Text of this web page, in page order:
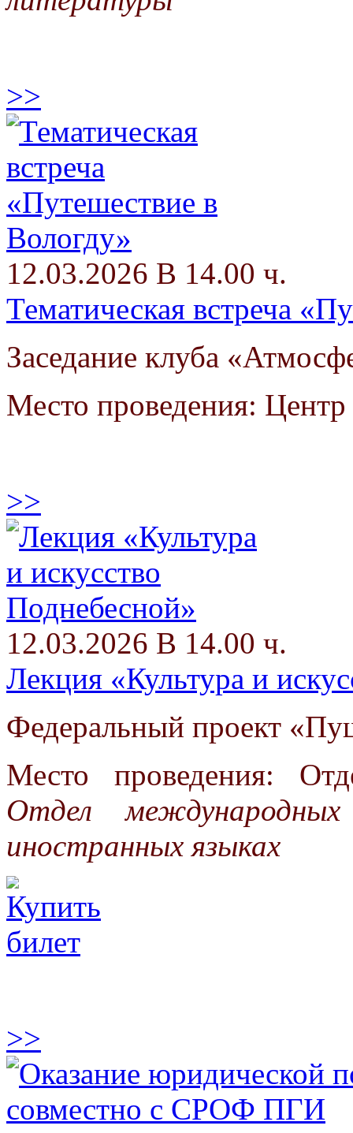
>>
12.03.2026 В 14.00 ч.
Тематическая встреча
Заседание клуба
Место проведения:
>>
12.03.2026 В 14.00 ч.
Лекция «Культура и
Федеральный проект
Место проведения:
Отдел
иностранных языках
>>